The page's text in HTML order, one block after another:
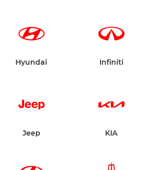
Hyundai Infiniti
Jeep KIA